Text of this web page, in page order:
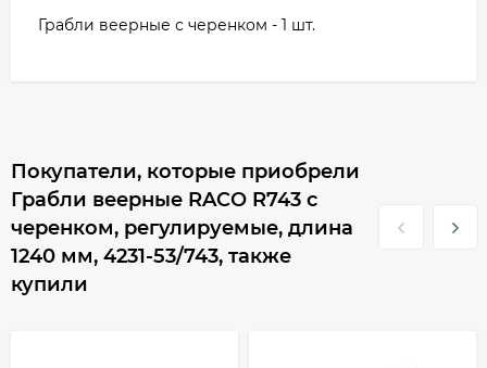
Грабли веерные с черенком - 1 шт.
Покупатели, которые приобрели
Грабли веерные RACO R743 с
черенком, регулируемые, длина
1240 мм, 4231-53/743, также
купили